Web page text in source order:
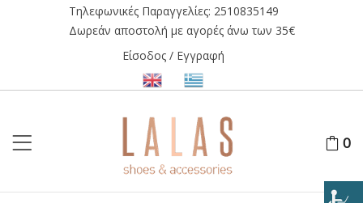
Τηλεφωνικές Παραγγελίες: 2510835149
Δωρεάν αποστολή με αγορές άνω των 35€
Είσοδος / Εγγραφή
0